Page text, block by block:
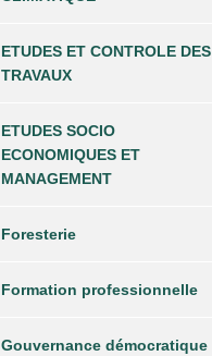
ETUDES ET CONTROLE DES
TRAVAUX
ETUDES SOCIO
ECONOMIQUES ET
MANAGEMENT
Foresterie
Formation professionnelle
Gouvernance démocratique